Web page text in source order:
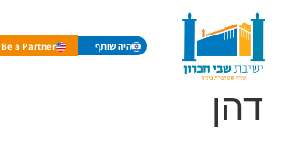
לתוכן
היה שותף Be a Partner
דהן